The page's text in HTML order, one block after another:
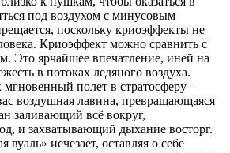
под воздухом с минусовым
поскольку криоэффекты не
Криоэффект можно сравнить с
Это ярчайшее впечатление, иней на
в потоках ледяного воздуха.
полет в стратосферу –
воздушная лавина, превращающаяся
заливающий всё вокруг,
и захватывающий дыхание восторг.
исчезает, оставляя о себе